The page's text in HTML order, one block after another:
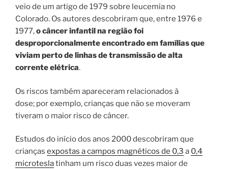
veio de um artigo de 1979 sobre leucemia no
Colorado. Os autores descobriram que, entre 1976 e
1977,o câncer infantil na região foi
desproporcionalmente encontrado em famílias que
viviam perto de linhas de transmissão de alta
corrente elétrica.
Os riscos também apareceram relacionados à
dose; por exemplo, crianças que não se moveram
tiveram o maior risco de câncer.
Estudos do início dos anos 2000 descobriram que
crianças expostas a campos magnéticos de 0,3 a 0,4
microteslatinham um risco duas vezes maior de